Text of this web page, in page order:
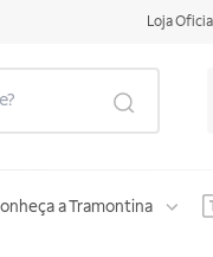
Loja Oficial
a Tramontina